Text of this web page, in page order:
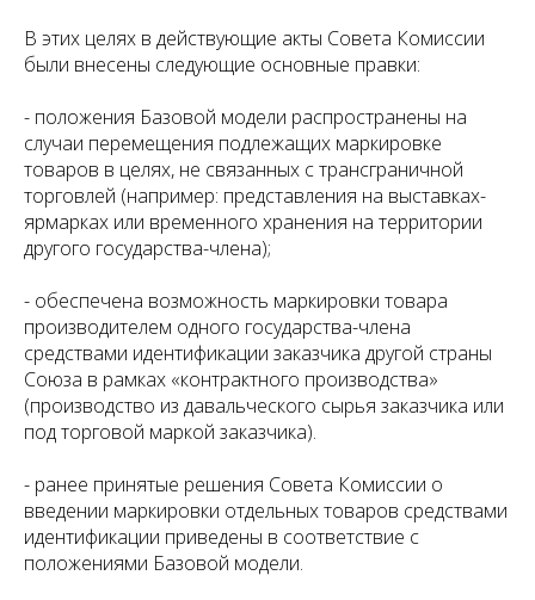
В этих целях в действующие акты Совета Комиссии
были внесены следующие основные правки:
- положения Базовой модели распространены на
случаи перемещения подлежащих маркировке
товаров в целях, не связанных с трансграничной
торговлей (например: представления на выставках-
ярмарках или временного хранения на территории
другого государства-члена);
- обеспечена возможность маркировки товара
производителем одного государства-члена
средствами идентификации заказчика другой страны
Союза в рамках «контрактного производства»
(производство из давальческого сырья заказчика или
под торговой маркой заказчика).
- ранее принятые решения Совета Комиссии о
введении маркировки отдельных товаров средствами
идентификации приведены в соответствие с
положениями Базовой модели.